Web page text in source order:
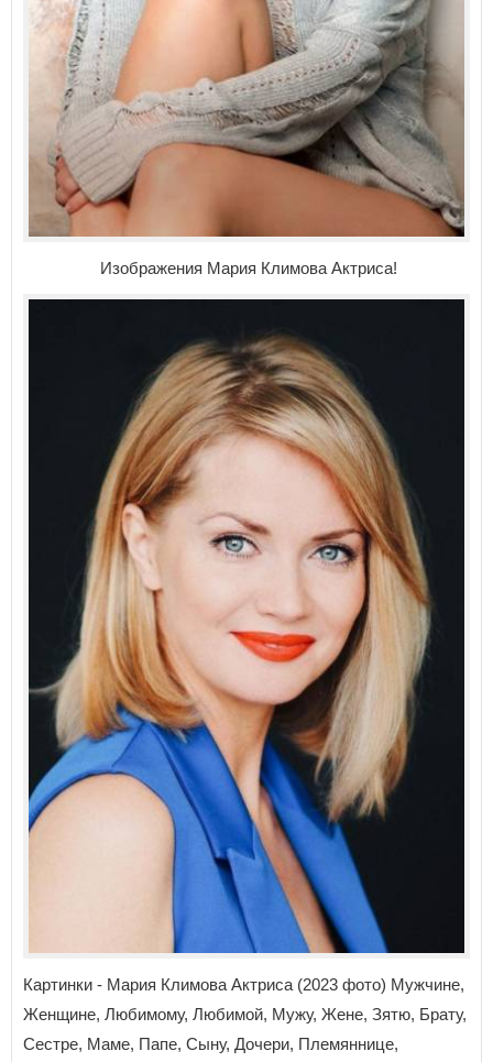
Изображения Мария Климова Актриса!
Картинки - Мария Климова Актриса (2023 фото) Мужчине,
Женщине, Любимому, Любимой, Мужу, Жене, Зятю, Брату,
Сестре, Маме, Папе, Сыну, Дочери, Племяннице,